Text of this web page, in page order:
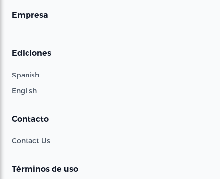
Empresa
Ediciones
Spanish
English
Contacto
Contact Us
Términos de uso